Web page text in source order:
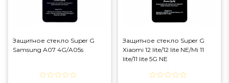
Защитное стекло Super G
Samsung A07 4G/A05s
Защитное стекло Super G
Xiaomi 12 lite/12 lite NE/Mi 11
lite/11 lite 5G NE